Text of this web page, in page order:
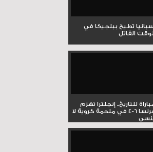
تطيح ببلجيكا في
القاتل
للتاريخ.. إنجلترا تهزم
فرنسا 6-4 في ملحمة كروية لا